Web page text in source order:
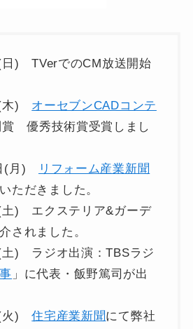
日) TVerでのCM放送開始
(木) オーセブンCADコンテ
優秀技術賞受賞しまし
(月)
リフォーム産業新聞
いただきました。
土) エクステリア&ガーデ
されました。
土) ラジオ出演：TBSラジ
」に代表・飯野篤司が出
(火)住宅産業新聞にて弊社